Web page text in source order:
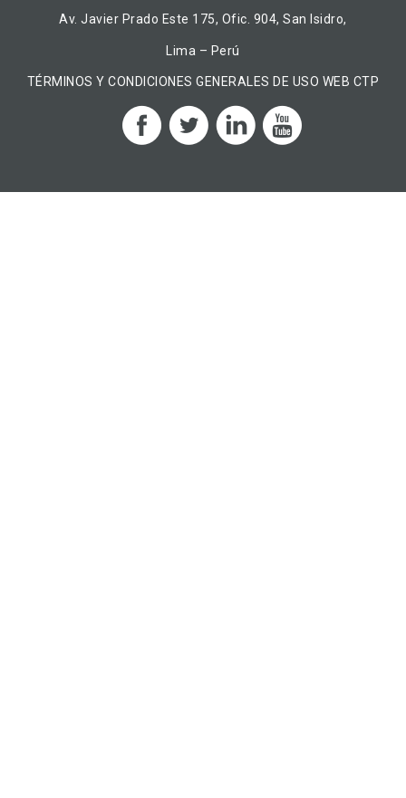
Av. Javier Prado Este 175, Ofic. 904, San Isidro,
Lima – Perú
TÉRMINOS Y CONDICIONES GENERALES DE USO WEB CTP